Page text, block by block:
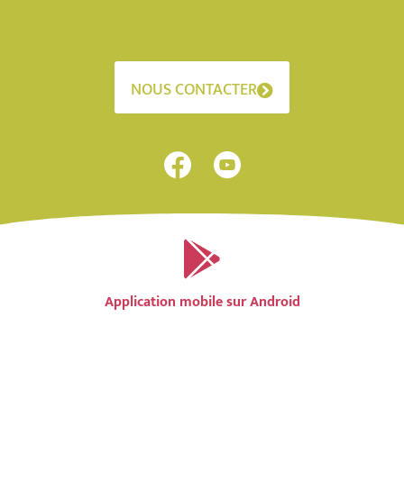
NOUS CONTACTER
Application mobile sur Android